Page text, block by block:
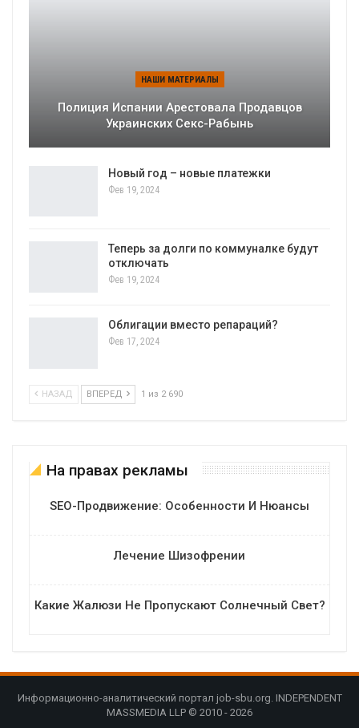
НАШИ МАТЕРИАЛЫ
Полиция Испании Арестовала Продавцов
Украинских Секс-Рабынь
Новый год – новые платежки
Фев 19, 2024
Теперь за долги по коммуналке будут
отключать
Фев 19, 2024
Облигации вместо репараций?
Фев 17, 2024
НАЗАД ВПЕРЕД 1 из 2 690
На правах рекламы
SEO-Продвижение: Особенности И Нюансы
Лечение Шизофрении
Какие Жалюзи Не Пропускают Солнечный Свет?
Информационно-аналитический портал job-sbu.org. INDEPENDENT
MASSMEDIA LLP © 2010 - 2026